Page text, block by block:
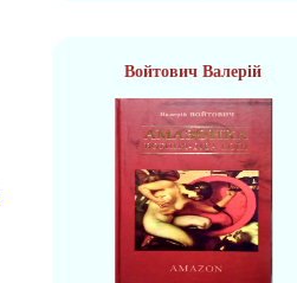
Войтович Валерій